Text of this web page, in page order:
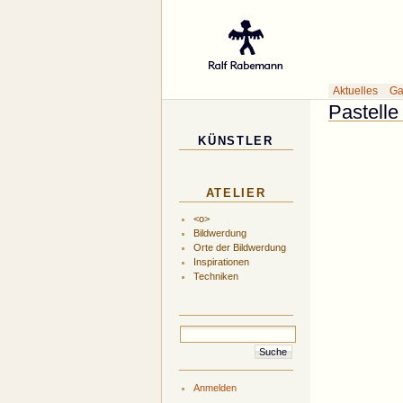
Aktuelles
KÜNSTLER
ATELIER
<o>
Bildwerdung
Orte der Bildwerdung
Inspirationen
Techniken
Anmelden
Pastelle